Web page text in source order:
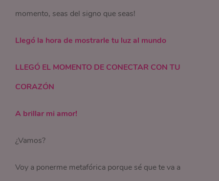
momento, seas del signo que seas!
Llegó la hora de mostrarle tu luz al mundo
LLEGÓ EL MOMENTO DE CONECTAR CON TU
CORAZÓN
A brillar mi amor!
¿Vamos?
Voy a ponerme metafórica porque sé que te va a